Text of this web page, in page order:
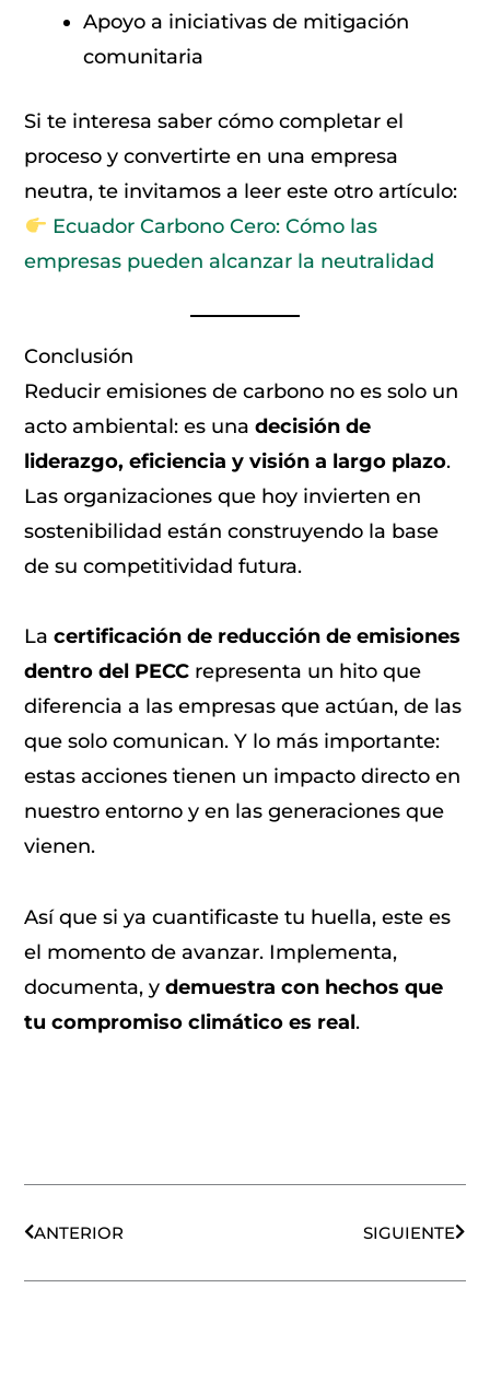
Apoyo a iniciativas de mitigación
comunitaria
Si te interesa saber cómo completar el
proceso y convertirte en una empresa
neutra, te invitamos a leer este otro artículo:
Ecuador Carbono Cero: Cómo las
empresas pueden alcanzar la neutralidad
Conclusión
Reducir emisiones de carbono no es solo un
acto ambiental: es unadecisión de
liderazgo, eficiencia y visión a largo plazo.
Las organizaciones que hoy invierten en
sostenibilidad están construyendo la base
de su competitividad futura.
Lacertificación de reducción de emisiones
dentro del PECC representa un hito que
diferencia a las empresas que actúan, de las
que solo comunican. Y lo más importante:
estas acciones tienen un impacto directo en
nuestro entorno y en las generaciones que
vienen.
Así que si ya cuantificaste tu huella, este es
el momento de avanzar. Implementa,
documenta, ydemuestra con hechos que
tu compromiso climático es real.
ANTERIOR
SIGUIENTE